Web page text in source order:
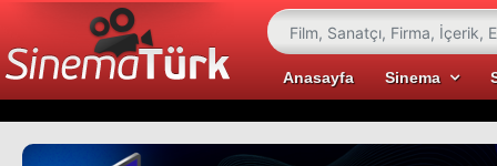
Anasayfa Sinema